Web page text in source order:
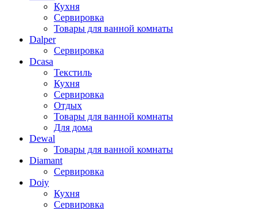
Кухня
Сервировка
Товары для ванной комнаты
Dalper
Сервировка
Dcasa
Текстиль
Кухня
Сервировка
Отдых
Товары для ванной комнаты
Для дома
Dewal
Товары для ванной комнаты
Diamant
Сервировка
Doiy
Кухня
Сервировка